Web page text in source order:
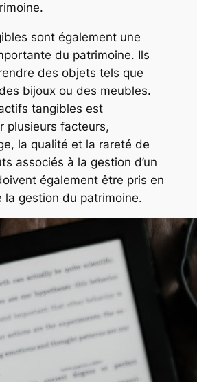
sont également une
du patrimoine. Ils
des objets tels que
bijoux ou des meubles.
tangibles est
plusieurs facteurs,
la qualité et la rareté de
associés à la gestion d’un
également être pris en
la gestion du patrimoine.